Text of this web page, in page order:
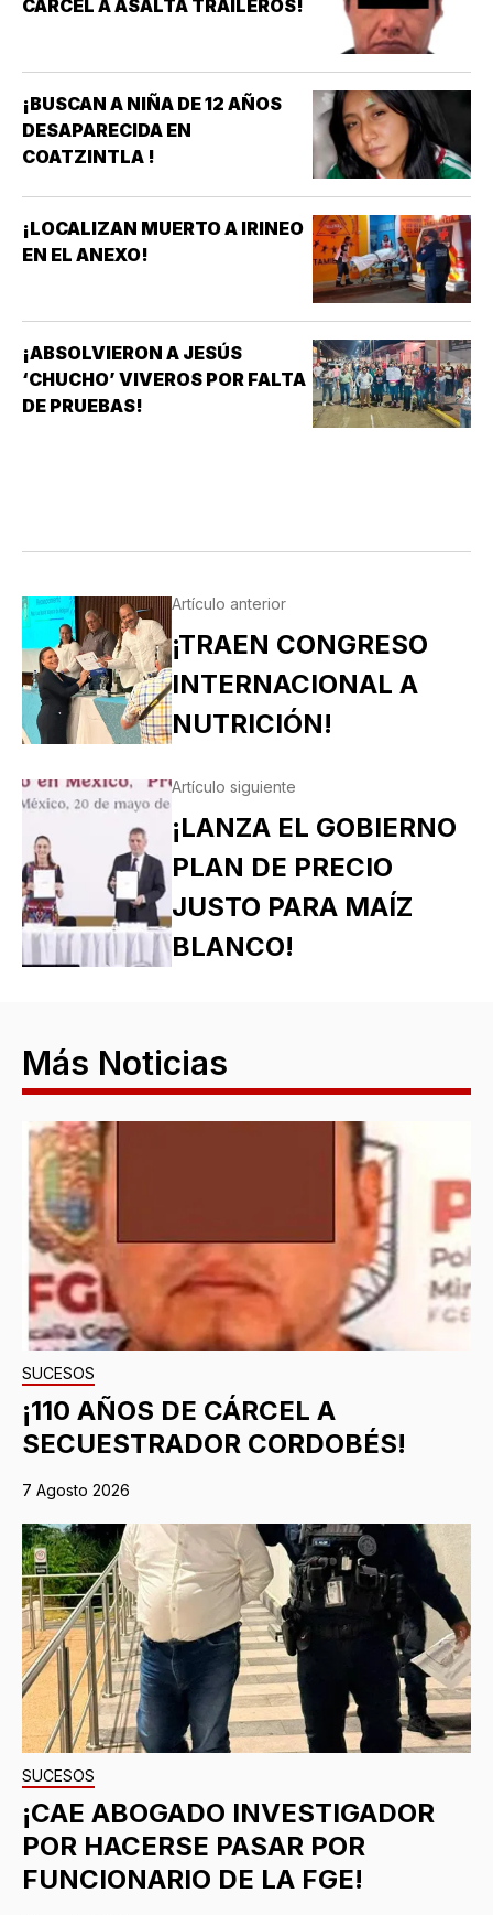
CÁRCEL A ASALTA TRAILEROS!
¡BUSCAN A NIÑA DE 12 AÑOS
DESAPARECIDA EN
COATZINTLA !
¡LOCALIZAN MUERTO A IRINEO
EN EL ANEXO!
¡ABSOLVIERON A JESÚS
‘CHUCHO’ VIVEROS POR FALTA
DE PRUEBAS!
Artículo anterior
¡TRAEN CONGRESO
INTERNACIONAL A
NUTRICIÓN!
Artículo siguiente
¡LANZA EL GOBIERNO
PLAN DE PRECIO
JUSTO PARA MAÍZ
BLANCO!
Más Noticias
SUCESOS
¡110 AÑOS DE CÁRCEL A
SECUESTRADOR CORDOBÉS!
7 Agosto 2026
SUCESOS
¡CAE ABOGADO INVESTIGADOR
POR HACERSE PASAR POR
FUNCIONARIO DE LA FGE!